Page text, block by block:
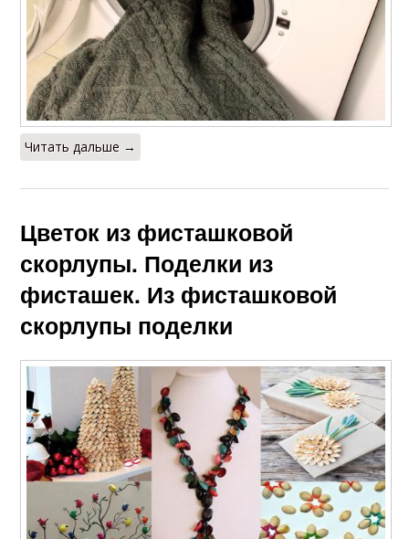
Читать дальше →
Цветок из фисташковой
скорлупы. Поделки из
фисташек. Из фисташковой
скорлупы поделки